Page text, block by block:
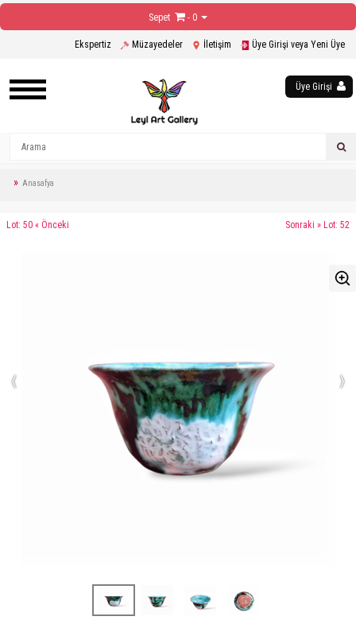
Sepet - 0
Ekspertiz Müzayedeler İletişim Üye Girişi veya Yeni Üye
Üye Girişi
Anasafya
Lot: 50 « Önceki Sonraki » Lot: 52
‹ ›